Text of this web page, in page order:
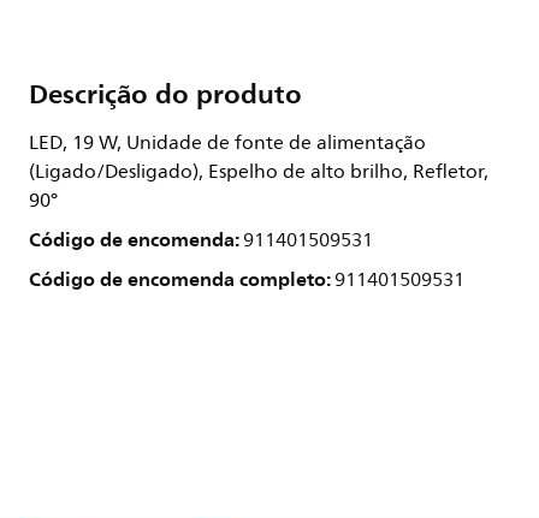
Descrição do produto
LED, 19 W, Unidade de fonte de alimentação
(Ligado/Desligado), Espelho de alto brilho, Refletor,
90°
Código de encomenda:911401509531
Código de encomenda completo:911401509531